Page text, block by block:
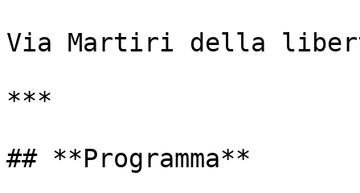
Via Martiri della
***
## **Programma**